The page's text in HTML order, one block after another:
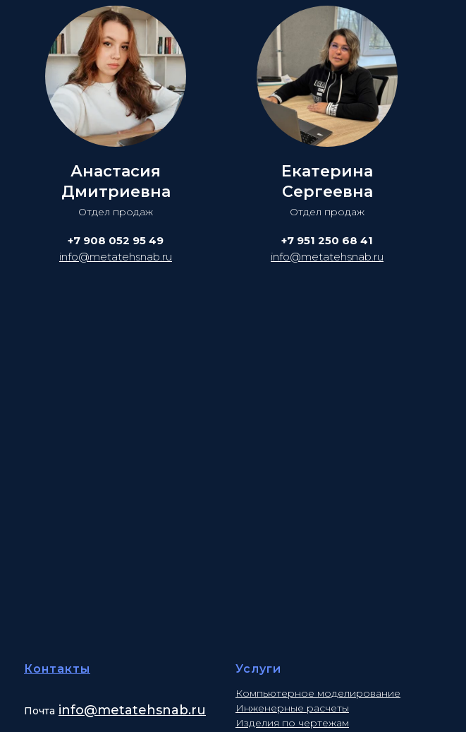
Анастасия
Дмитриевна
Отдел продаж
+7 908 052 95 49
info@metatehsnab.ru
Екатерина
Сергеевна
Отдел продаж
+7 951 250 68 41
info@metatehsnab.ru
Контакты
Почта info@metatehsnab.ru
Услуги
Компьютерное моделирование
Инженерные расчеты
Изделия по чертежам